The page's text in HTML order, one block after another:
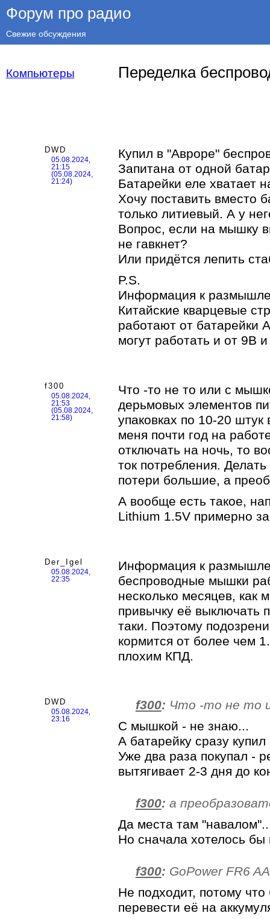
Форум про радио
Свежие обсуждения
Компьютеры Переделка
DWD
05.08.2024,
21:15
(05.08.2024,
21:24)
Купил в "Авроре"
Запитана от одной
Батарейки еле хватает
Хочу поставить вместо
только литиевый. А у
Вопрос, если на мышку
не гавкнет?
Или придётся лепить
P.S.
Информация к
Китайские кварцевые
работают от батарейки
могут работать и от 9В
f300
05.08.2024,
21:53
(05.08.2024,
21:58)
Что -то не то или с
дерьмовых элементов
упаковках по 10-20 штук
меня почти год на
отключать на ночь, то
ток потребления.
потери большие, а
А вообще есть такое,
Lithium 1.5V примерно
Der_Igel
05.08.2024,
22:35
Информация к
беспроводные мышки
несколько месяцев,
привычку её выключать
таки. Поэтому
кормится от более чем
плохим КПД.
DWD
05.08.2024,
23:16
f300: Что -то не то
С мышкой - не знаю...
А батарейку сразу
Уже два раза покупал -
вытягивает 2-3 дня до
f300: а
Да места там
Но сначала хотелось
f300: GoPower FR6
Не подходит, потому
перевести её на